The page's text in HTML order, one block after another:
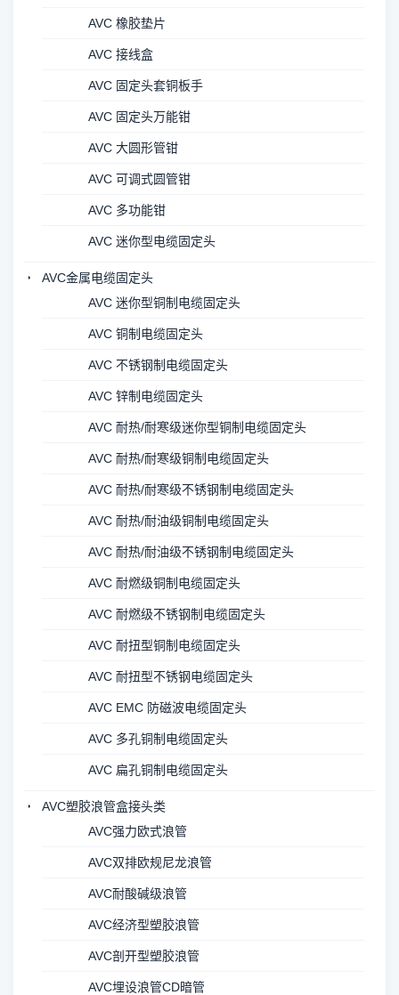
AVC 橡胶垫片
AVC 接线盒
AVC 固定头套铜板手
AVC 固定头万能钳
AVC 大圆形管钳
AVC 可调式圆管钳
AVC 多功能钳
AVC 迷你型电缆固定头
AVC金属电缆固定头
AVC 迷你型铜制电缆固定头
AVC 铜制电缆固定头
AVC 不锈钢制电缆固定头
AVC 锌制电缆固定头
AVC 耐热/耐寒级迷你型铜制电缆固定头
AVC 耐热/耐寒级铜制电缆固定头
AVC 耐热/耐寒级不锈钢制电缆固定头
AVC 耐热/耐油级铜制电缆固定头
AVC 耐热/耐油级不锈钢制电缆固定头
AVC 耐燃级铜制电缆固定头
AVC 耐燃级不锈钢制电缆固定头
AVC 耐扭型铜制电缆固定头
AVC 耐扭型不锈钢电缆固定头
AVC EMC 防磁波电缆固定头
AVC 多孔铜制电缆固定头
AVC 扁孔铜制电缆固定头
AVC塑胶浪管盒接头类
AVC强力欧式浪管
AVC双排欧规尼龙浪管
AVC耐酸碱级浪管
AVC经济型塑胶浪管
AVC剖开型塑胶浪管
AVC埋设浪管CD暗管